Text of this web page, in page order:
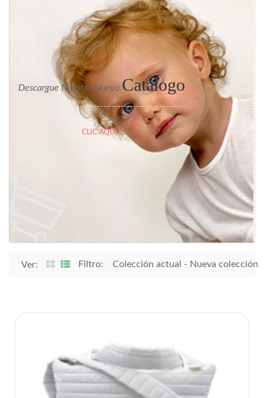
Descargue Nuestro Nuevo Catálogo
CLIC AQUÍ
Ver: Filtro: Colección actual - Nueva colección